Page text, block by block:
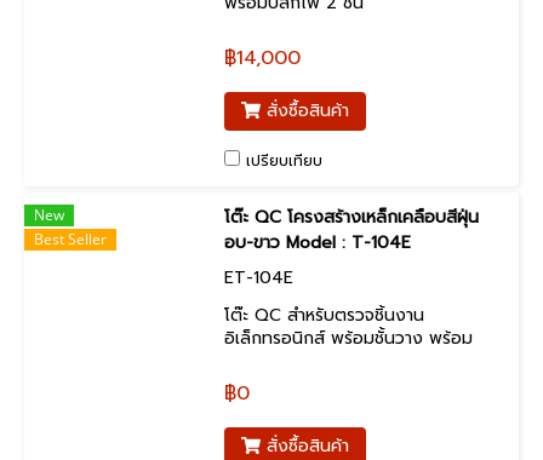
฿14,000
สั่งซื้อสินค้า
เปรียบเทียบ
New
Best Seller
โต๊ะ QC โครงสร้างเหล็กเคลือบสีฝุ่น
อบ-ขาว Model : T-104E
ET-104E
โต๊ะ QC สำหรับตรวจชิ้นงาน
อิเล็กทรอนิกส์ พร้อมชั้นวาง พร้อม
฿0
สั่งซื้อสินค้า